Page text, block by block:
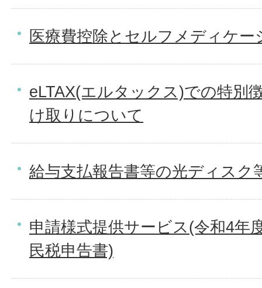
医療費控除とセルフメディケ
eLTAX(エルタックス)での特別
け取りについて
給与支払報告書等の光ディスク
申請様式提供サービス(令和4年
民税申告書)